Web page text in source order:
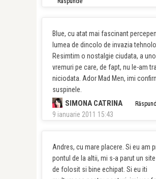
Blue, cu atat mai fascinant
lumea de dincolo de invazia
Resimtim o nostalgie ciudata, a
vremuri pe care, de fapt, nu le-am
niciodata. Ador Mad Men, imi
suspinele.
SIMONA CATRINA
9 ianuarie 2011 15:43
Andres, cu mare placere. Si eu am
pontul de la altii, mi s-a parut un
de folosit si bine echipat. Si eu iti